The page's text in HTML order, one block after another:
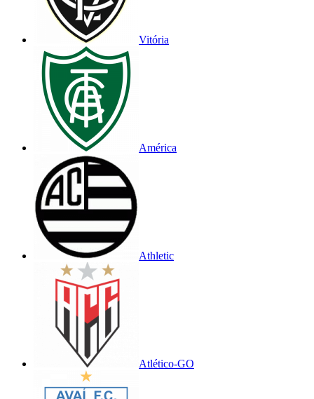
Vitória
América
Athletic
Atlético-GO